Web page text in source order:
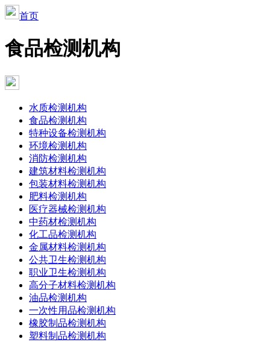
首页
食品检测机构
水质检测机构
食品检测机构
特种设备检测机构
环境检测机构
消防检测机构
建筑材料检测机构
包装材料检测机构
肥料检测机构
医疗器械检测机构
中药材检测机构
化工品检测机构
金属材料检测机构
公共卫生检测机构
职业卫生检测机构
高分子材料检测机构
油品检测机构
一次性用品检测机构
橡胶制品检测机构
塑料制品检测机构